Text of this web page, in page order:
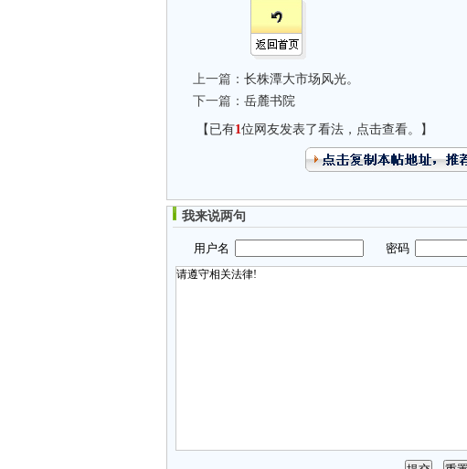
上一篇： 长株潭大市场风光。
下一篇： 岳麓书院
【已有1位网友发表了看法，点击查看。】
我来说两句
用户名 密码